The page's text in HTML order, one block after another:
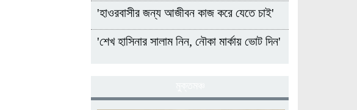
'হাওরবাসীর জন্য আজীবন কাজ করে যেতে চাই'
'শেখ হাসিনার সালাম নিন, নৌকা মার্কায় ভোট দিন'